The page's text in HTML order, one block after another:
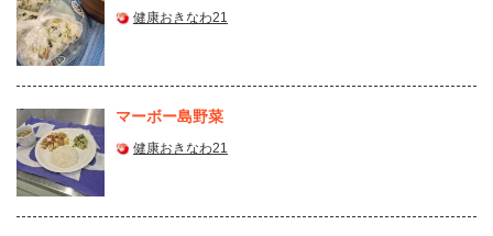
健康おきなわ21
マーボー島野菜
健康おきなわ21